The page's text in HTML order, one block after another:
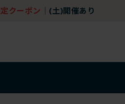
定クーポン (土)開催あり